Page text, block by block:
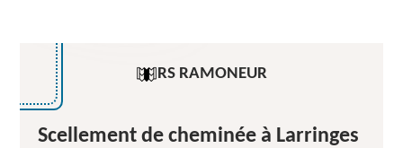
RS RAMONEUR
Scellement de cheminée à Larringes